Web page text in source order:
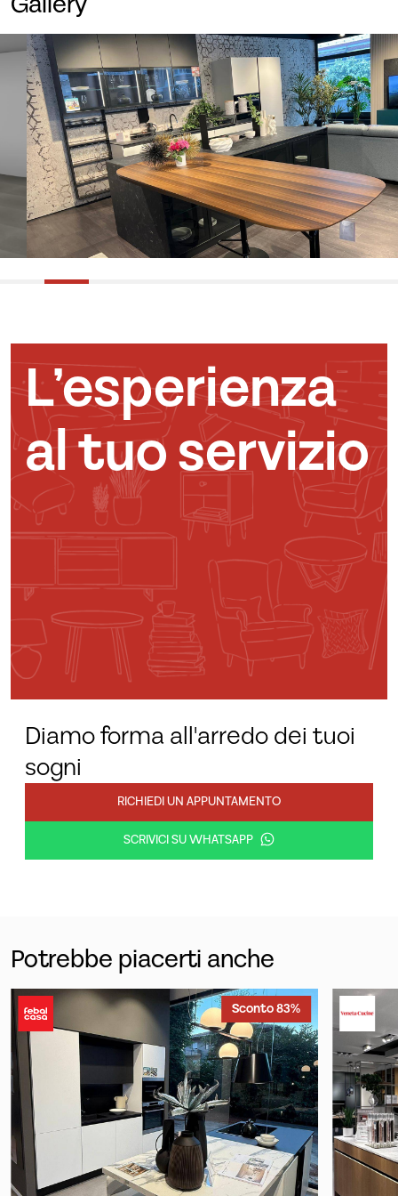
L’esperienza
al tuo servizio
Diamo forma all'arredo dei tuoi
sogni
RICHIEDI UN APPUNTAMENTO
SCRIVICI SU WHATSAPP
Potrebbe piacerti anche
Sconto 83%